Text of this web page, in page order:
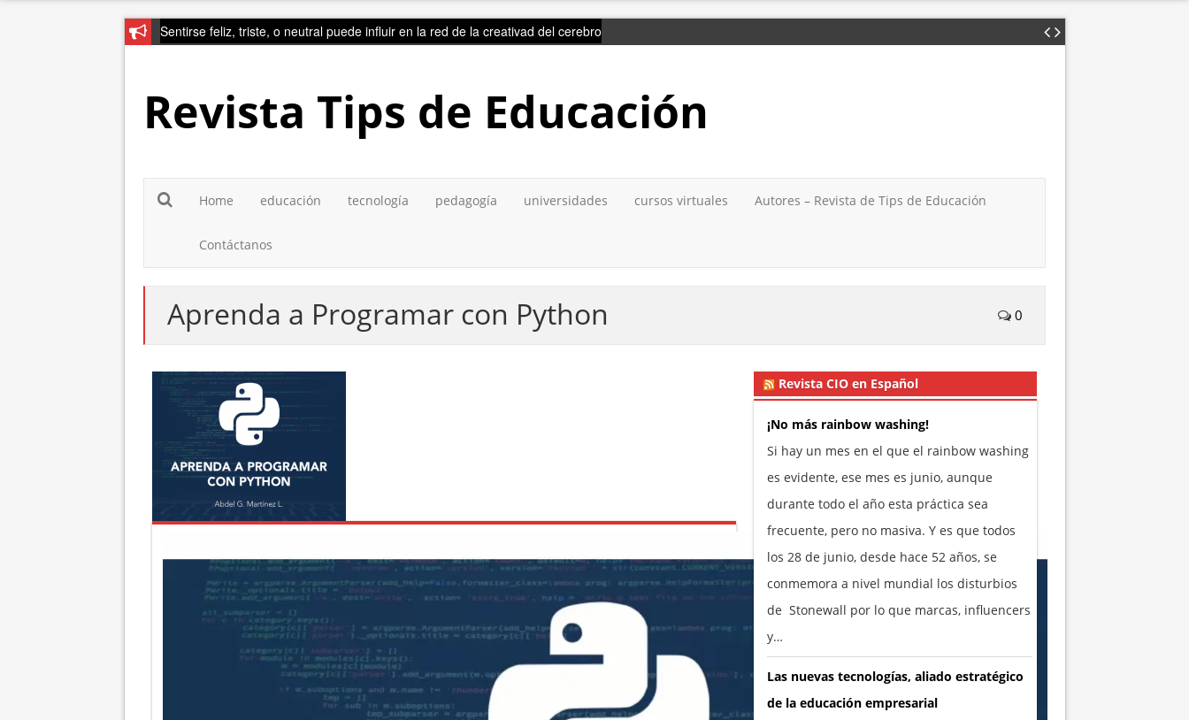
Sentirse feliz, triste, o neutral puede influir en la red de la creativad del cerebro
Revista Tips de Educación
Home educación tecnología pedagogía universidades cursos virtuales Autores – Revista de Tips de Educación
Contáctanos
Aprenda a Programar con Python 0
Revista CIO en Español
¡No más rainbow washing!
Si hay un mes en el que el rainbow washing
es evidente, ese mes es junio, aunque
durante todo el año esta práctica sea
frecuente, pero no masiva. Y es que todos
los 28 de junio, desde hace 52 años, se
conmemora a nivel mundial los disturbios
de Stonewall por lo que marcas, influencers
y…
Las nuevas tecnologías, aliado estratégico
de la educación empresarial